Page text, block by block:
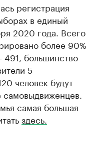
регистрация
в единый
2020 года. Всего
более 90%
491, большинство
5
человек будут
самовыдвиженцев.
самая большая
здесь.